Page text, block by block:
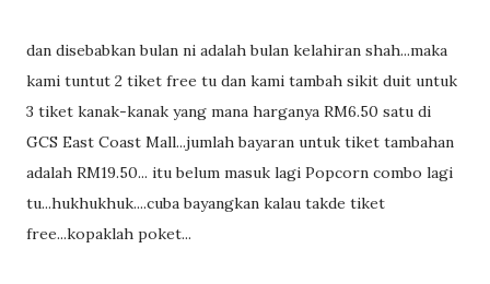
dan disebabkan bulan ni adalah bulan kelahiran shah...maka
kami tuntut 2 tiket free tu dan kami tambah sikit duit untuk
3 tiket kanak-kanak yang mana harganya RM6.50 satu di
GCS East Coast Mall...jumlah bayaran untuk tiket tambahan
adalah RM19.50... itu belum masuk lagi Popcorn combo lagi
tu...hukhukhuk....cuba bayangkan kalau takde tiket
free...kopaklah poket...